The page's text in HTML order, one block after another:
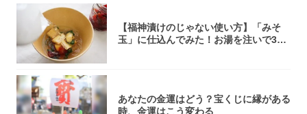
【福神漬けのじゃない使い方】「みそ
玉」に仕込んでみた！お湯を注いで30
あなたの金運はどう？宝くじに縁がある
時、金運はこう変わる